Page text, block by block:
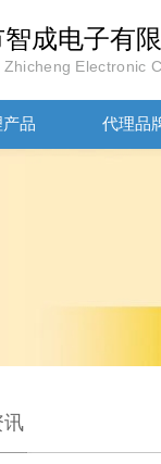
成电子有
Zhicheng Electronic
品 代理品
讯